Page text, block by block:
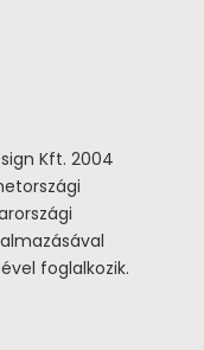
Kft. 2004
foglalkozik.